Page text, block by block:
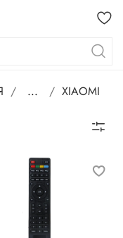
... XIAOMI